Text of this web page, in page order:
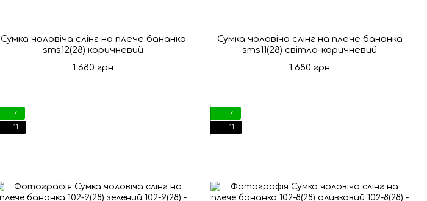
Сумка чоловіча слінг на плече бананка
sms12(28) коричневий
1 680 грн
Сумка чоловіча слінг на плече бананка
sms11(28) світло-коричневий
1 680 грн
7
11
7
11